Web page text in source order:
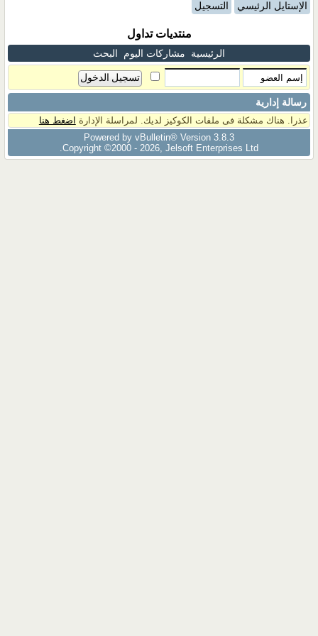
الإستايل الرئيسي التسجيل
منتديات تداول
الرئيسية مشاركات اليوم البحث
رسالة إدارية
عذرا. هناك مشكلة فى ملفات الكوكيز لديك. لمراسلة الإدارة اضغط هنا
Powered by vBulletin® Version 3.8.3
Copyright ©2000 - 2026, Jelsoft Enterprises Ltd.